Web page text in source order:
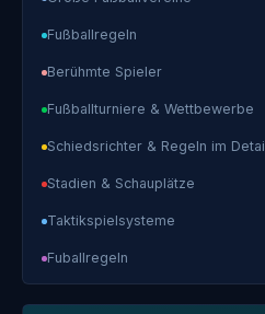
Fußballregeln
Berühmte Spieler
Fußballturniere & Wettbewerbe
Schiedsrichter & Regeln im
Stadien & Schauplätze
Taktikspielsysteme
Fuballregeln